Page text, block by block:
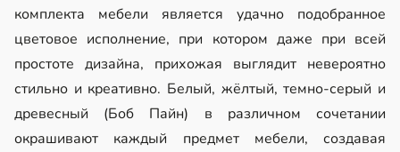
комплекта мебели является удачно подобранное
цветовое исполнение, при котором даже при всей
простоте дизайна, прихожая выглядит невероятно
стильно и креативно. Белый, жёлтый, темно-серый и
древесный (Боб Пайн) в различном сочетании
окрашивают каждый предмет мебели, создавая